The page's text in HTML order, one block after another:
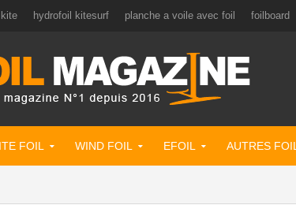
hydrofoil kitesurf planche a voile avec foil foilboard
FOIL WIND FOIL EFOIL AUTRES FOIL